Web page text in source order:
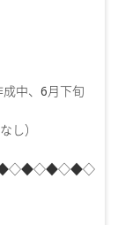
成中、6月下旬
し）